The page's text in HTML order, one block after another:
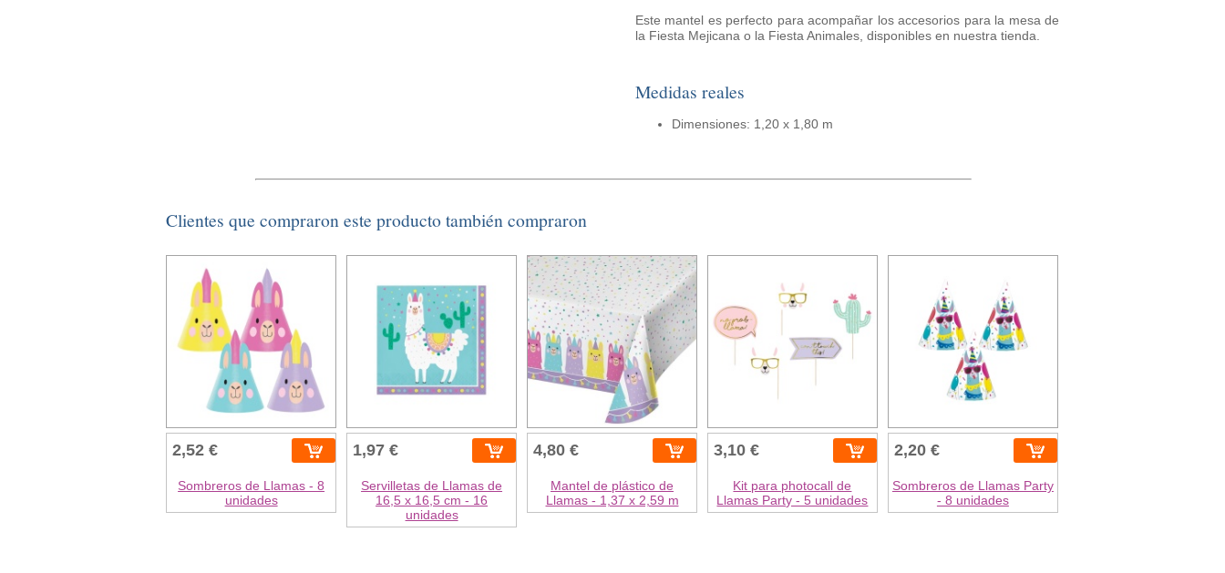
Este mantel es perfecto para acompañar los accesorios para la mesa de
la Fiesta Mejicana o la Fiesta Animales, disponibles en nuestra tienda.
Medidas reales
Dimensiones: 1,20 x 1,80 m
Clientes que compraron este producto también compraron
2,52 €
Sombreros de Llamas - 8
unidades
1,97 €
Servilletas de Llamas de
16,5 x 16,5 cm - 16
unidades
4,80 €
Mantel de plástico de
Llamas - 1,37 x 2,59 m
3,10 €
Kit para photocall de
Llamas Party - 5 unidades
2,20 €
Sombreros de Llamas Party
- 8 unidades